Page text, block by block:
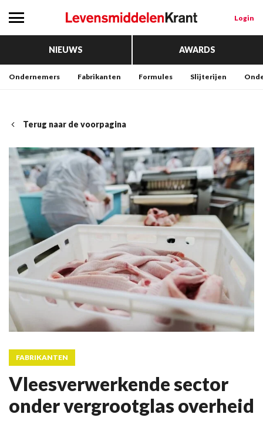
Login
NIEUWS AWARDS
Ondernemers Fabrikanten Formules Slijterijen
Terug naar de voorpagina
FABRIKANTEN
Vleesverwerkende sector
onder vergrootglas overheid